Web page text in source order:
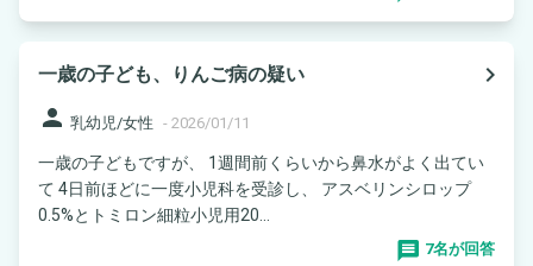
一歳の子ども、りんご病の疑い
navigate_next
person 乳幼児/女性 - 2026/01/11
一歳の子どもですが、 1週間前くらいから鼻水がよく出てい
て 4日前ほどに一度小児科を受診し、 アスベリンシロップ
0.5%とトミロン細粒小児用20...
7名が回答